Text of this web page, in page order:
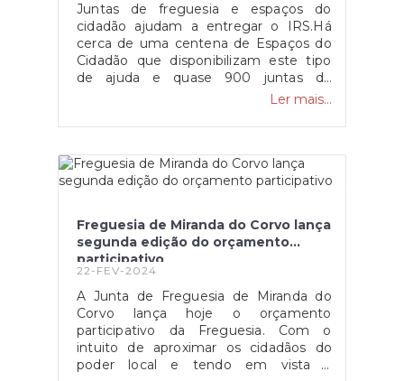
Juntas de freguesia e espaços do
cidadão ajudam a entregar o IRS.Há
cerca de uma centena de Espaços do
Cidadão que disponibilizam este tipo
de ajuda e quase 900 juntas de
freguesia em todo o país também
contribuintes que necessitem de ajuda
podem recorrer às juntas de freguesia
e Espaços do Cidadão, bem como aos
centenas destes locais de apoio por
todo o país.Fonte: ECO
Ler mais...
Freguesia de Miranda do Corvo lança
segunda edição do orçamento
participativo
22-FEV-2024
A Junta de Freguesia de Miranda do
Corvo lança hoje o orçamento
participativo da Freguesia. Com o
intuito de aproximar os cidadãos do
poder local e tendo em vista a